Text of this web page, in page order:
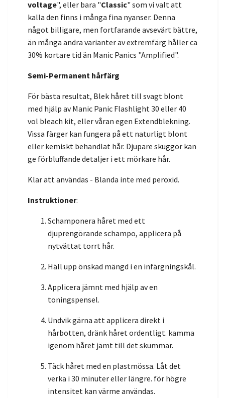
voltage", eller bara "Classic" som vi valt att
kalla den finns i många fina nyanser. Denna
något billigare, men fortfarande avsevärt bättre,
än många andra varianter av extremfärg håller ca
30% kortare tid än Manic Panics "Amplified".
Semi-Permanent hårfärg
För bästa resultat, Blek håret till svagt blont
med hjälp av Manic Panic Flashlight 30 eller 40
vol bleach kit, eller våran egen Extendblekning.
Vissa färger kan fungera på ett naturligt blont
eller kemiskt behandlat hår. Djupare skuggor kan
ge förbluffande detaljer i ett mörkare hår.
Klar att användas - Blanda inte med peroxid.
Instruktioner:
Schamponera håret med ett
djuprengörande schampo, applicera på
nytvättat torrt hår.
Häll upp önskad mängd i en infärgningskål.
Applicera jämnt med hjälp av en
toningspensel.
Undvik gärna att applicera direkt i
hårbotten, dränk håret ordentligt. kamma
igenom håret jämt till det skummar.
Täck håret med en plastmössa. Låt det
verka i 30 minuter eller längre. för högre
intensitet kan värme användas.